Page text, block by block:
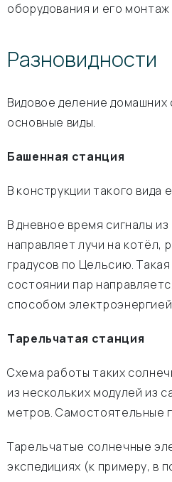
оборудования и его
Разновидности
Видовое деление
основные виды.
Башенная станция
В конструкции такого
В дневное время сигналы
направляет лучи на котёл,
градусов по Цельсию.
состоянии пар
способом
Тарельчатая станция
Схема работы таких
из нескольких модулей из
метров. Самостоятельные
Тарельчатые солнечные
экспедициях (к примеру, в